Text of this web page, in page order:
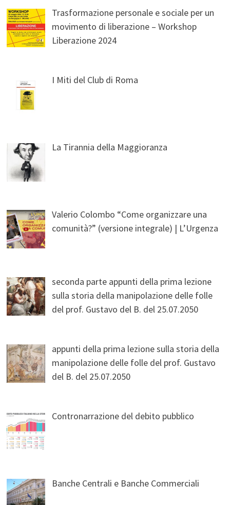
Trasformazione personale e sociale per un
movimento di liberazione – Workshop
Liberazione 2024
I Miti del Club di Roma
La Tirannia della Maggioranza
Valerio Colombo “Come organizzare una
comunità?” (versione integrale) | L’Urgenza
seconda parte appunti della prima lezione
sulla storia della manipolazione delle folle
del prof. Gustavo del B. del 25.07.2050
appunti della prima lezione sulla storia della
manipolazione delle folle del prof. Gustavo
del B. del 25.07.2050
Contronarrazione del debito pubblico
Banche Centrali e Banche Commerciali